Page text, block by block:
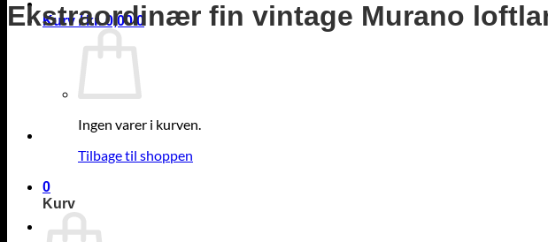
Kurv /kr.0,00 0
Ingen varer i kurven.
Tilbage til shoppen
0
Kurv
Ekstraordinær fin vintage Murano